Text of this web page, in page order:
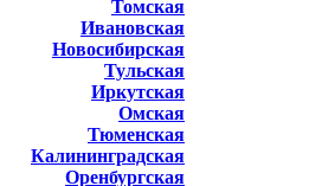
Томская
Ивановская
Новосибирская
Тульская
Иркутская
Омская
Тюменская
Калининградская
Оренбургская